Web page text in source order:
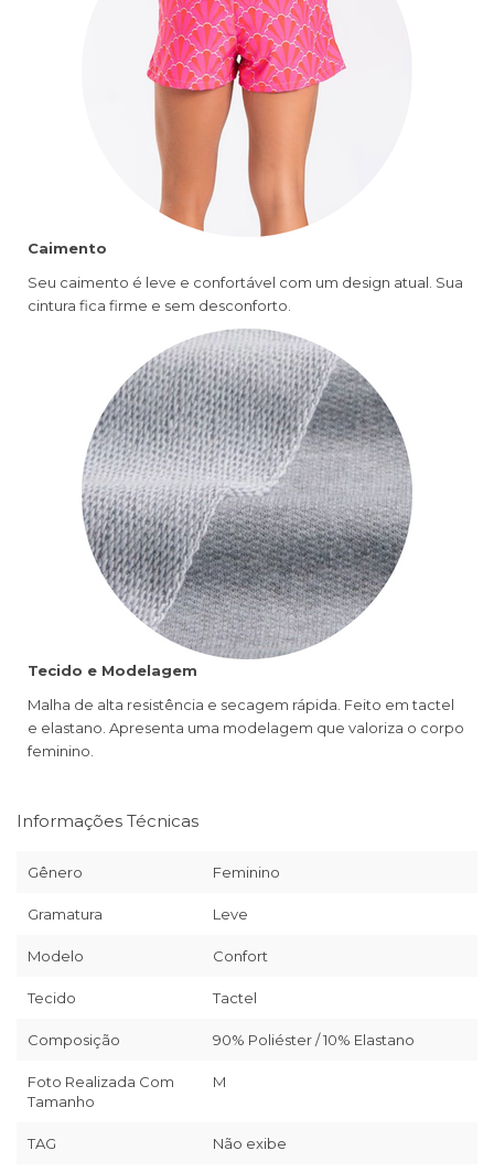
Caimento
Seu caimento é leve e confortável com um design atual. Sua
cintura fica firme e sem desconforto.
Tecido e Modelagem
Malha de alta resistência e secagem rápida. Feito em tactel
e elastano. Apresenta uma modelagem que valoriza o corpo
feminino.
Informações Técnicas
Gênero Feminino
Gramatura Leve
Modelo Confort
Tecido Tactel
Composição 90% Poliéster / 10% Elastano
Foto Realizada Com
Tamanho
M
TAG Não exibe